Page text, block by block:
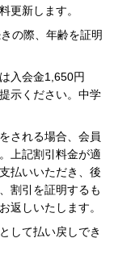
更新します。
の際、年齢を証明
入会金1,650円
示ください。中学
される場合、会員
上記割引料金が適
払いいただき、後
割引を証明するも
返しいたします。
して払い戻しでき